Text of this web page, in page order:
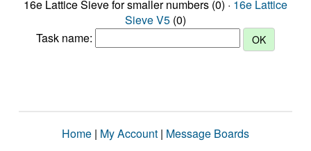
16e Lattice Sieve for smaller numbers (0) · 16e Lattice
Sieve V5 (0)
Task name:
Home | My Account | Message Boards